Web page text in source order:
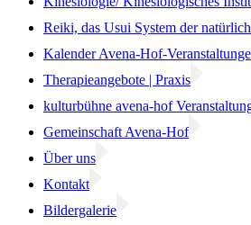
Reiki, das Usui System der
Kalender Avena-Hof-
Therapieangebote | Praxis
kulturbühne avena-hof
Gemeinschaft Avena-Hof
Über uns
Kontakt
Bildergalerie